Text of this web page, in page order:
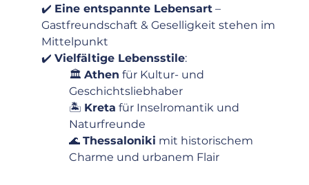
✔️ Eine entspannte Lebensart –
Gastfreundschaft & Geselligkeit stehen im
Mittelpunkt
✔️ Vielfältige Lebensstile:
🏛 Athen für Kultur- und
Geschichtsliebhaber
🏝 Kreta für Inselromantik und
Naturfreunde
🌊 Thessaloniki mit historischem
Charme und urbanem Flair